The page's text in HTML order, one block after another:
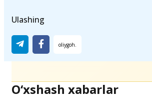
Ulashing
O‘xshash xabarlar